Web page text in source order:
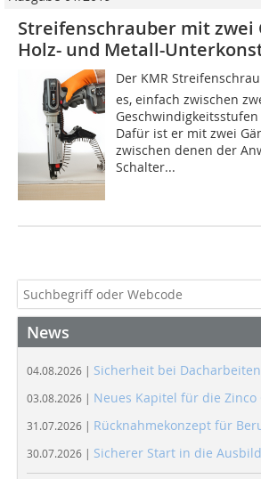
Streifenschrauber mit zwei
Holz- und Metall-
Der KMR
es, einfach zwischen
Dafür ist er mit zwei
zwischen denen der
Schalter...
News
04.08.2026 | Sicherheit bei Dacharbeiten
03.08.2026 | Neues Kapitel für die Zinco
31.07.2026 | Rücknahmekonzept für
30.07.2026 | Sicherer Start in die